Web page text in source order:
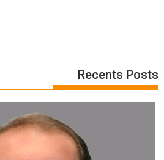
Recents Posts